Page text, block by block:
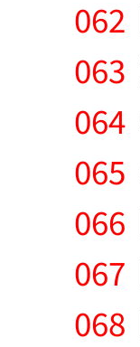
062
063
064
065
066
067
068